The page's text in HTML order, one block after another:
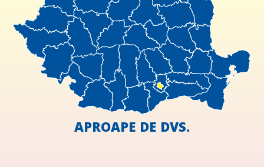
APROAPE DE DVS.